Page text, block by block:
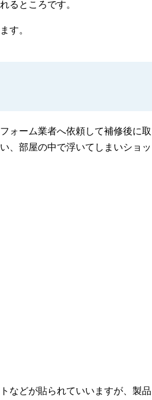
るところです。
す。
ォーム業者へ依頼して補修後に取
、部屋の中で浮いてしまいショッ
などが貼られていいますが、製品